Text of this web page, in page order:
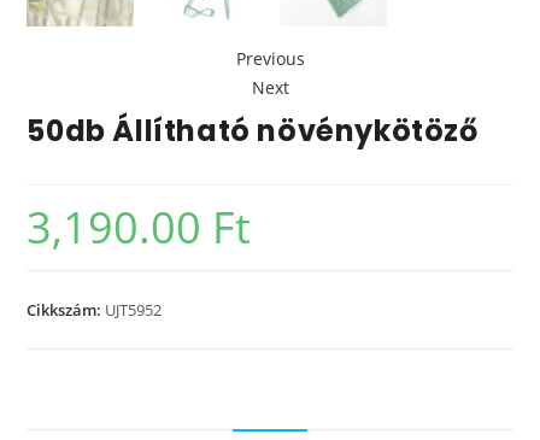
Previous
Next
50db Állítható növénykötöző
3,190.00 Ft
Cikkszám: UJT5952